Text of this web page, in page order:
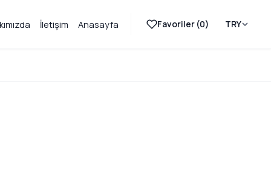
İletişim Anasayfa Favoriler (0) TRY